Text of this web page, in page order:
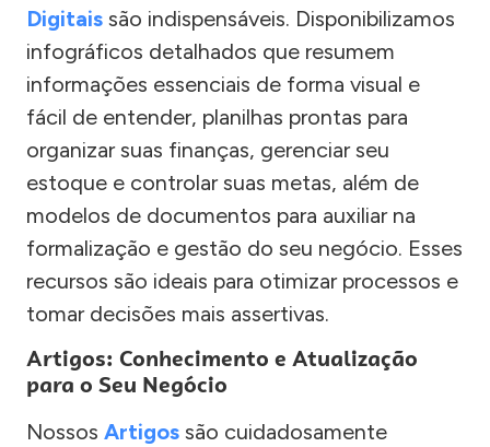
Digitais são indispensáveis. Disponibilizamos
infográficos detalhados que resumem
informações essenciais de forma visual e
fácil de entender, planilhas prontas para
organizar suas finanças, gerenciar seu
estoque e controlar suas metas, além de
modelos de documentos para auxiliar na
formalização e gestão do seu negócio. Esses
recursos são ideais para otimizar processos e
tomar decisões mais assertivas.
Artigos: Conhecimento e Atualização
para o Seu Negócio
Nossos Artigos são cuidadosamente